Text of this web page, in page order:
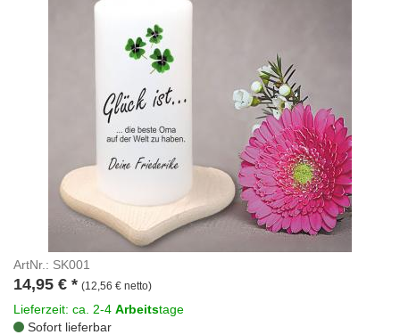
ArtNr.: SK001
14,95 € * (12,56 € netto)
Lieferzeit: ca. 2-4 Arbeitstage
Sofort lieferbar